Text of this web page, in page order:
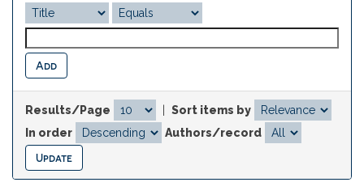
Results/Page
Sort items by
In order
Authors/record